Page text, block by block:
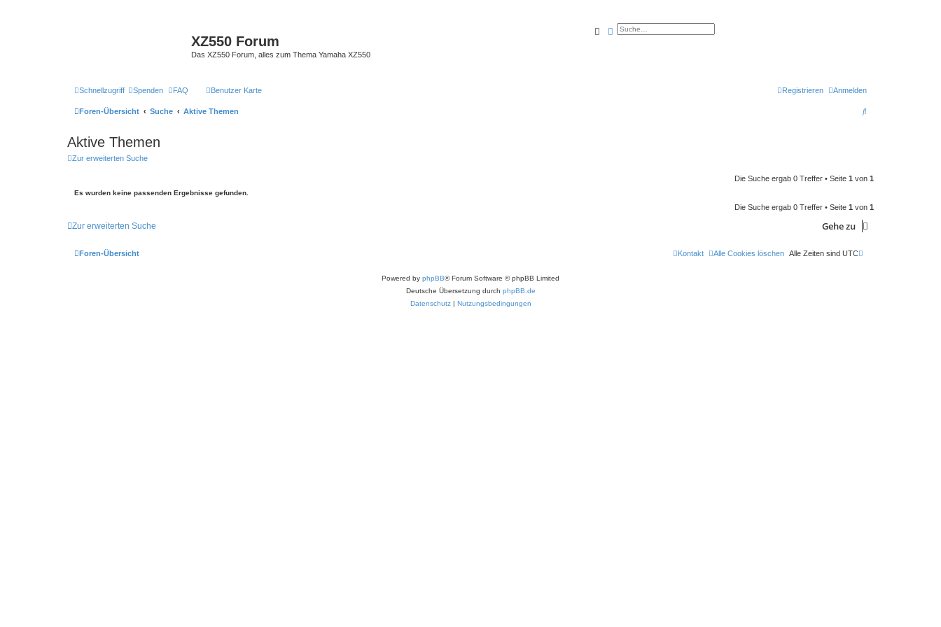
XZ550 Forum
Das XZ550 Forum, alles zum Thema Yamaha XZ550
SucheErweiterte Suche
Schnellzugriff Spenden FAQ Benutzer Karte Anmelden
Registrieren
Foren-Übersicht Suche Aktive Themen
S
e
Aktive Themen
Zur erweiterten Suche
Die Suche ergab 0 Treffer • Seite 1 von 1
Es wurden keine passenden Ergebnisse gefunden.
Die Suche ergab 0 Treffer • Seite 1 von 1
Zur erweiterten Suche Gehe zu
Foren-Übersicht Alle Zeiten sind UTC
Alle Cookies löschen
Kontakt
Powered by phpBB® Forum Software © phpBB Limited
Deutsche Übersetzung durch phpBB.de
Datenschutz| Nutzungsbedingungen